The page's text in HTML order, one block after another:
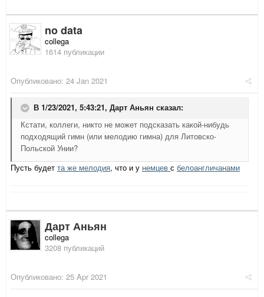
no data
collega
1614 публикации
Опубликовано: 24 Jan 2021
В 1/23/2021, 5:43:21, Дарт Аньян сказал:
Кстати, коллеги, никто не может подсказать какой-нибудь
подходящий гимн (или мелодию гимна) для Литовско-
Польской Унии?
Пусть будет та же мелодия, что и у немцев с белоангличанами
Дарт Аньян
collega
3208 публикаций
Опубликовано: 25 Apr 2021